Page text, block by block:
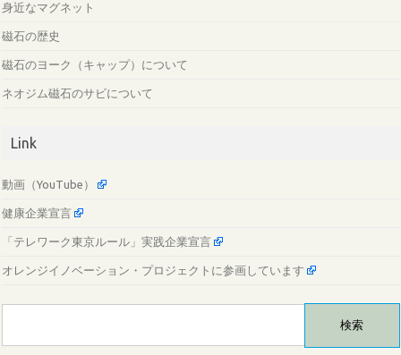
身近なマグネット
磁石の歴史
磁石のヨーク（キャップ）について
ネオジム磁石のサビについて
Link
動画（YouTube）
健康企業宣言
「テレワーク東京ルール」実践企業宣言
オレンジイノベーション・プロジェクトに参画しています